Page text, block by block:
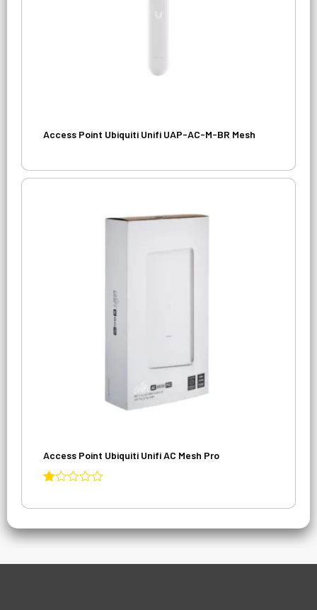
Access Point Ubiquiti Unifi UAP-AC-M-BR Mesh
Access Point Ubiquiti Unifi AC Mesh Pro
5